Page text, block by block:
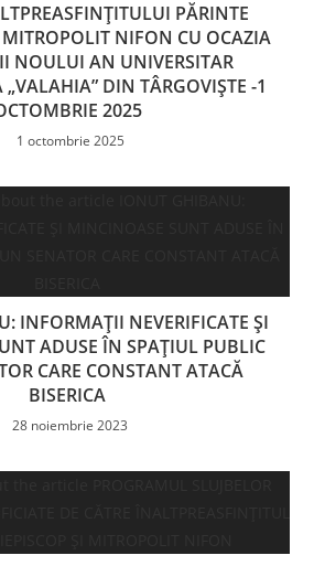
PĂRINTE
MITROPOLIT NIFON CU OCAZIA
NOULUI AN UNIVERSITAR
„VALAHIA” DIN TÂRGOVIȘTE -1
2025
1 octombrie 2025
INFORMAȚII NEVERIFICATE ȘI
ADUSE ÎN SPAȚIUL PUBLIC
CARE CONSTANT ATACĂ
BISERICA
28 noiembrie 2023